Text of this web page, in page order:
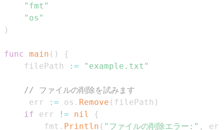
"fmt"
"os"
)
func main ( )
{
	filePath
:= "example.txt"
// ファイルの削除を試みます
	 err
:= os . Remove ( filePath )
if err != nil
{
		fmt
. Println ( "ファイルの削除エラー:" , err